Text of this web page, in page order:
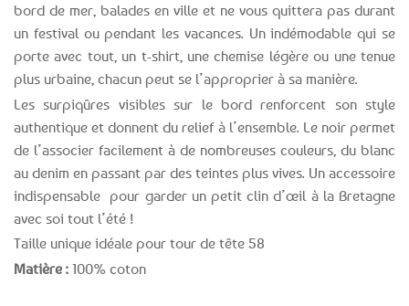
bord de mer, balades en ville et ne vous quittera pas durant
un festival ou pendant les vacances. Un indémodable qui se
porte avec tout, un t-shirt, une chemise légère ou une tenue
plus urbaine, chacun peut se l’approprier à sa manière.
Les surpiqûres visibles sur le bord renforcent son style
authentique et donnent du relief à l’ensemble. Le noir permet
de l’associer facilement à de nombreuses couleurs, du blanc
au denim en passant par des teintes plus vives. Un accessoire
indispensable pour garder un petit clin d’œil à la Bretagne
avec soi tout l’été !
Taille unique idéale pour tour de tête 58
Matière : 100% coton